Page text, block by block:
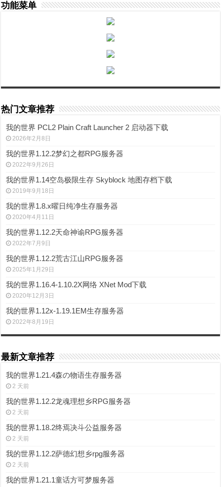
功能菜单
热门文章推荐
我的世界 PCL2 Plain Craft Launcher 2 启动器下载
2026年2月8日
我的世界1.12.2梦幻之都RPG服务器
2022年9月26日
我的世界1.14空岛极限生存 Skyblock 地图存档下载
2019年9月18日
我的世界1.8.x曜日纯净生存服务器
2020年4月11日
我的世界1.12.2天命神谕RPG服务器
2022年7月9日
我的世界1.12.2荒古江山RPG服务器
2025年1月29日
我的世界1.16.4-1.10.2X网络 XNet Mod下载
2020年12月3日
我的世界1.12x-1.19.1EM生存服务器
2022年8月19日
最新文章推荐
我的世界1.21.4森の物语生存服务器
2 天前
我的世界1.12.2龙魂理想乡RPG服务器
2 天前
我的世界1.18.2终焉决斗公益服务器
2 天前
我的世界1.12.2萨德幻想乡rpg服务器
2 天前
我的世界1.21.1童话方可梦服务器